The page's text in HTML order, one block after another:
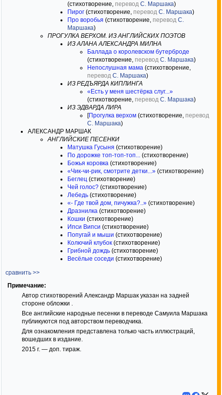
(стихотворение, перевод С. Маршака)
Пирог (стихотворение, перевод С. Маршака)
Про воробья (стихотворение, перевод С.
Маршака)
ПРОГУЛКА ВЕРХОМ. ИЗ АНГЛИЙСКИХ ПОЭТОВ
ИЗ АЛАНА АЛЕКСАНДРА МИЛНА
Баллада о королевском бутерброде
(стихотворение, перевод С. Маршака)
Непослушная мама (стихотворение,
перевод С. Маршака)
ИЗ РЕДЪЯРДА КИПЛИНГА
«Есть у меня шестёрка слуг...»
(стихотворение, перевод С. Маршака)
ИЗ ЭДВАРДА ЛИРА
[Прогулка верхом (стихотворение, перевод
С. Маршака)
АЛЕКСАНДР МАРШАК
АНГЛИЙСКИЕ ПЕСЕНКИ
Матушка Гусыня (стихотворение)
По дорожке топ-топ-топ... (стихотворение)
Божья коровка (стихотворение)
«Чик-чи-рик, смотрите детки...» (стихотворение)
Беглец (стихотворение)
Чей голос? (стихотворение)
Лебедь (стихотворение)
«- Где твой дом, пичужка?..» (стихотворение)
Дразнилка (стихотворение)
Кошки (стихотворение)
Ипси Випси (стихотворение)
Попугай и мыши (стихотворение)
Колючий клубок (стихотворение)
Грибной дождь (стихотворение)
Весёлые соседи (стихотворение)
сравнить >>
Примечание:
Автор стихотворений Александр Маршак указан на задней
стороне обложки .
Все английские народные песенки в переводе Самуила Маршака
публикуются под авторством переводчика.
Для ознакомления представлена только часть иллюстраций,
вошедших в издание.
2015 г. — доп. тираж.